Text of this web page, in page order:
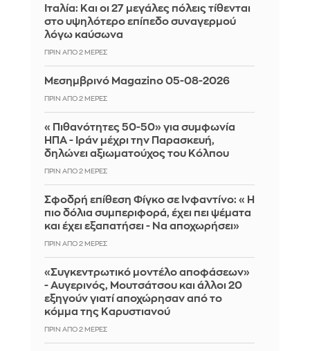
Ιταλία: Και οι 27 μεγάλες πόλεις τίθενται
στο υψηλότερο επίπεδο συναγερμού
λόγω καύσωνα
ΠΡΙΝ ΑΠΌ 2 ΜΈΡΕΣ
Μεσημβρινό Magazino 05-08-2026
ΠΡΙΝ ΑΠΌ 2 ΜΈΡΕΣ
«Πιθανότητες 50-50» για συμφωνία
ΗΠΑ - Ιράν μέχρι την Παρασκευή,
δηλώνει αξιωματούχος του Κόλπου
ΠΡΙΝ ΑΠΌ 2 ΜΈΡΕΣ
Σφοδρή επίθεση Φίγκο σε Ινφαντίνο: «Η
πιο δόλια συμπεριφορά, έχει πει ψέματα
και έχει εξαπατήσει - Να αποχωρήσει»
ΠΡΙΝ ΑΠΌ 2 ΜΈΡΕΣ
«Συγκεντρωτικό μοντέλο αποφάσεων»
- Αυγερινός, Μουτσάτσου και άλλοι 20
εξηγούν γιατί αποχώρησαν από το
κόμμα της Καρυστιανού
ΠΡΙΝ ΑΠΌ 2 ΜΈΡΕΣ